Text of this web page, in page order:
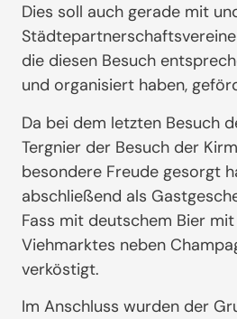
Dies soll auch gerade mit
die diesen Besuch
und organisiert haben,
Da bei dem letzten Besuch
Tergnier der Besuch der
besondere Freude gesorgt
abschließend als
Fass mit deutschem Bier
Viehmarktes neben
verköstigt.
Im Anschluss wurden der